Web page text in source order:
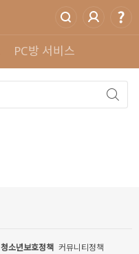
PC방 서비스
청소년보호정책 커뮤니티정책